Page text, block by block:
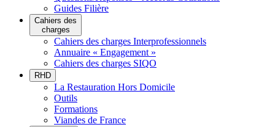
Guides Filière
Cahiers des
charges
Cahiers des charges Interprofessionnels
Annuaire « Engagement »
Cahiers des charges SIQO
RHD
La Restauration Hors Domicile
Outils
Formations
Viandes de France